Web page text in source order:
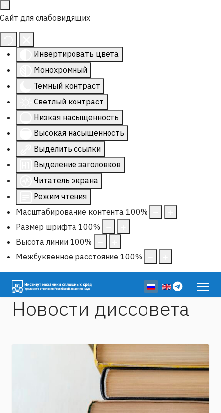
Сайт для слабовидящих
Инвертировать цвета
Монохромный
Темный контраст
Светлый контраст
Низкая насыщенность
Высокая насыщенность
Выделить ссылки
Выделение заголовков
Читатель экрана
Режим чтения
Масштабирование контента 100%
Размер шрифта 100%
Высота линии 100%
Межбуквенное расстояние 100%
Выберите язык
Новости диссовета